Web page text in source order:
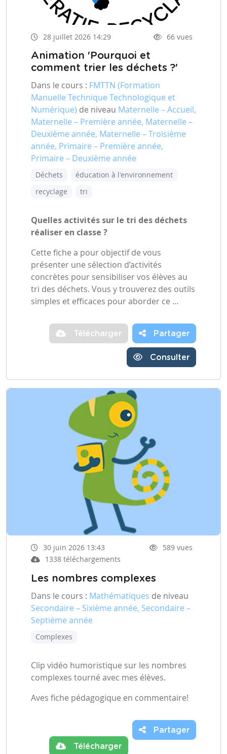
28 juillet 2026 14:29 66 vues
Animation 'Pourquoi et
comment trier les déchets ?'
Dans le cours : FMTTN (Formation
Manuelle Technique Technologique et
Numérique) de niveau Maternelle – Accueil,
Maternelle – Première année, Maternelle –
Deuxième année, Maternelle – Troisième
année, Primaire – Première année,
Primaire – Deuxième année
Déchets
éducation à l'environnement
recyclage
tri
Quelles activités sur le tri des déchets
réaliser en classe ?
Cette fiche a pour objectif de vous
présenter une sélection d’activités
concrètes pour sensibiliser vos élèves au
tri des déchets. Vous y trouverez des outils
simples et efficaces pour aborder ce …
Télécharger Partager
Consulter
30 juin 2026 13:43
589 vues
1338 téléchargements
Les nombres complexes
Dans le cours : Mathématiques de niveau
Secondaire – Sixième année, Secondaire –
Septième année
Complexes
Clip vidéo humoristique sur les nombres
complexes tourné avec mes élèves.
Aves fiche pédagogique en commentaire!
Télécharger
Partager